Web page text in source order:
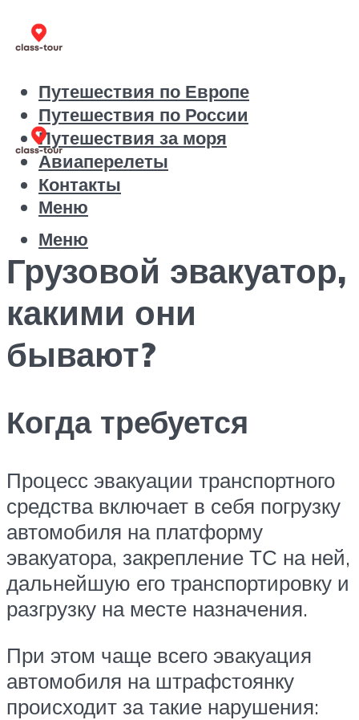
Путешествия по Европе
Путешествия по России
Путешествия за моря
Авиаперелеты
Контакты
Меню
Меню
Грузовой эвакуатор,
какими они
бывают?
Когда требуется
Процесс эвакуации транспортного
средства включает в себя погрузку
автомобиля на платформу
эвакуатора, закрепление ТС на ней,
дальнейшую его транспортировку и
разгрузку на месте назначения.
При этом чаще всего эвакуация
автомобиля на штрафстоянку
происходит за такие нарушения: